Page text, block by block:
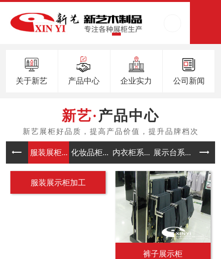
关于新艺 产品中心 企业实力 公司新闻
产品中心
服装展柜... 化妆品柜... 内衣柜系... 展示台系... 中岛
服装展示柜加工
裤子展示柜